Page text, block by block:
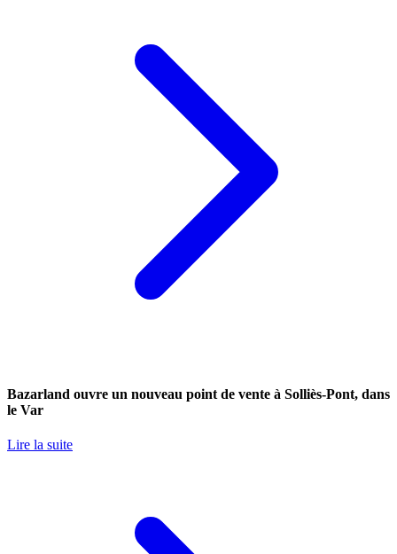
Bazarland ouvre un nouveau point de vente à Solliès-Pont, dans
le Var
Lire la suite